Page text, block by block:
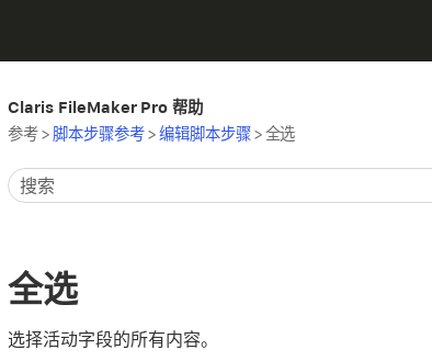
Claris FileMaker Pro 帮助
参考> 脚本步骤参考>编辑脚本步骤 >全选
全选
选择活动字段的所有内容。